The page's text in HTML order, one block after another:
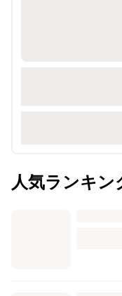
人気ランキン